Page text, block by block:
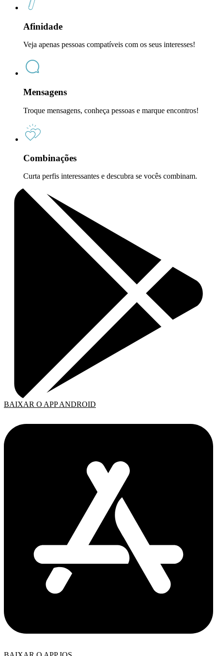
Afinidade
Veja apenas pessoas compatíveis com os seus interesses!
Mensagens
Troque mensagens, conheça pessoas e marque encontros!
Combinações
Curta perfis interessantes e descubra se vocês combinam.
BAIXAR O APP ANDROID